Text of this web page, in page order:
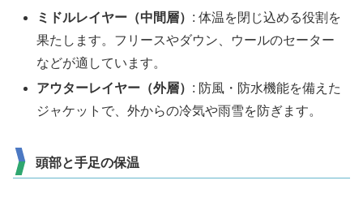
ミドルレイヤー（中間層） : 体温を閉じ込める役割を
果たします。フリースやダウン、ウールのセーター
などが適しています。
アウターレイヤー（外層） : 防風・防水機能を備えた
ジャケットで、外からの冷気や雨雪を防ぎます。
頭部と手足の保温